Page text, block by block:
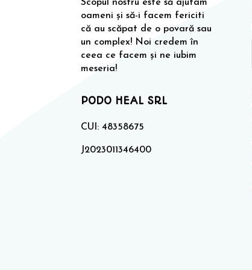
Scopul nostru este să ajutam
oameni și să-i facem fericiti
că au scăpat de o povară sau
un complex! Noi credem în
ceea ce facem și ne iubim
meseria!
PODO HEAL SRL
CUI: 48358675
J2023011346400